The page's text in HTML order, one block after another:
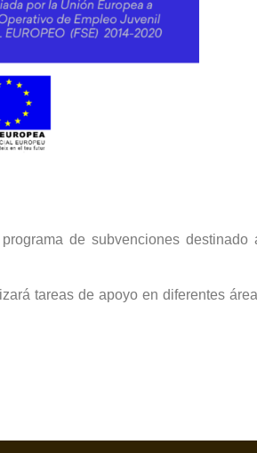
de subvenciones destinado
tareas de apoyo en diferentes